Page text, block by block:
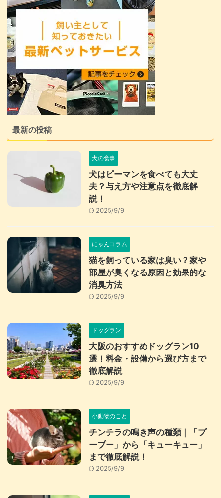
最新の投稿
犬の食事
犬はピーマンを食べても大丈
夫？与え方や注意点を徹底解
説！
2025/9/9
にゃんコラム
猫を飼っている家は臭い？家や
部屋が臭くなる原因と効果的な
消臭方法
2025/9/9
ドッグラン
大阪のおすすめドッグラン10
選！料金・設備から選び方まで
徹底解説
2025/9/9
小動物のこと
チンチラの鳴き声の種類｜「プ
ープー」から「キューキュー」
まで徹底解説！
2025/9/9